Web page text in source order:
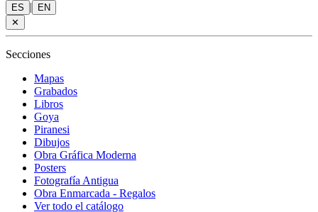
ES |
EN
✕
Secciones
Mapas
Grabados
Libros
Goya
Piranesi
Dibujos
Obra Gráfica Moderna
Posters
Fotografía Antigua
Obra Enmarcada - Regalos
Ver todo el catálogo